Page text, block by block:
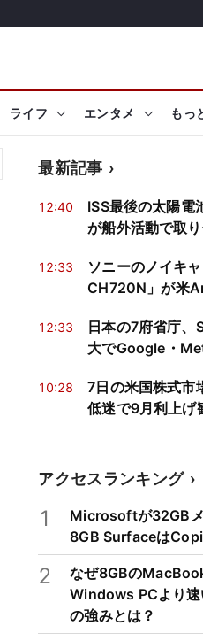
ライフ エンタメ もっ
最新記事
12:40
ISS最後の太陽電
が船外活動で取
12:33
ソニーのノイキ
CH720N」が米
件とは
12:33
日本の7府省庁、
大でGoogle・
10:28
7日の米国株式市
低迷で9月利上げ
アクセスランキング
1
Microsoftが32GBメ
8GB Surfaceは
2
なぜ8GBの
Windows PCより
の強みとは？